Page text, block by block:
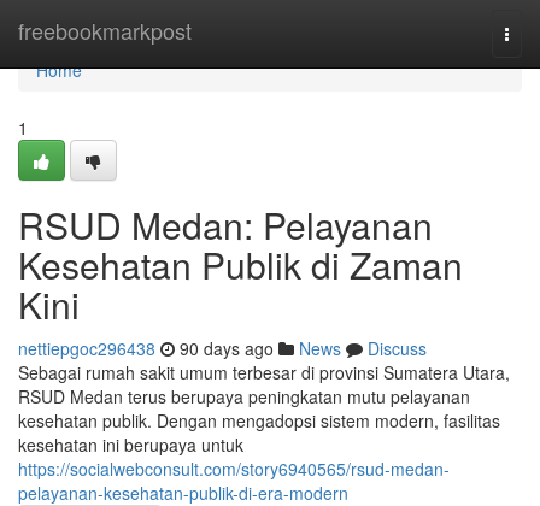
freebookmarkpost
Home
Home
1
RSUD Medan: Pelayanan
Kesehatan Publik di Zaman
Kini
nettiepgoc296438 90 days ago News
Discuss
Sebagai rumah sakit umum terbesar di provinsi Sumatera Utara,
RSUD Medan terus berupaya peningkatan mutu pelayanan
kesehatan publik. Dengan mengadopsi sistem modern, fasilitas
kesehatan ini berupaya untuk
https://socialwebconsult.com/story6940565/rsud-medan-
pelayanan-kesehatan-publik-di-era-modern